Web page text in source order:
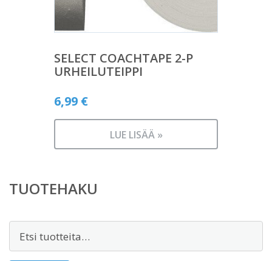
SELECT COACHTAPE 2-P
URHEILUTEIPPI
6,99 €
LUE LISÄÄ »
TUOTEHAKU
Etsi: